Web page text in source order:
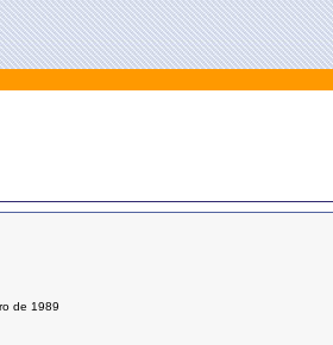
de 1989